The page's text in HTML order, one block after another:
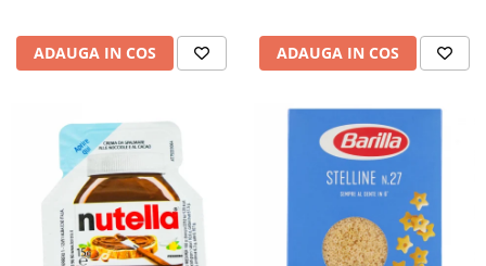
ADAUGA IN COS ADAUGA IN COS